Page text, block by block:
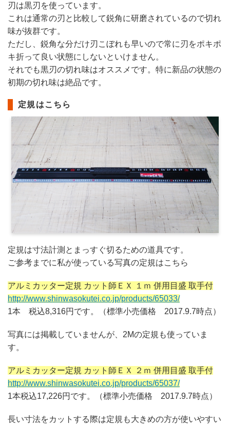
刃は黒刃を使っています。
これは通常の刃と比較して鋭角に研磨されているので切れ
味が抜群です。
ただし、鋭角な分だけ刃こぼれも早いので常に刃をポキポ
キ折って良い状態にしないといけません。
それでも黒刃の切れ味はオススメです。特に新品の状態の
初期の切れ味は絶品です。
定規はこちら
定規は寸法計測とまっすぐ切るための道具です。
ご参考までに私が使っている写真の定規はこちら
アルミカッター定規 カット師ＥＸ １ｍ 併用目盛 取手付
http://www.shinwasokutei.co.jp/products/65033/
1本 税込8,316円です。（標準小売価格 2017.9.7時点）
写真には掲載していませんが、2Mの定規も使っていま
す。
アルミカッター定規 カット師ＥＸ ２ｍ 併用目盛 取手付
http://www.shinwasokutei.co.jp/products/65037/
1本税込17,226円です。（標準小売価格 2017.9.7時点）
長い寸法をカットする際は定規も大きめの方が使いやすい